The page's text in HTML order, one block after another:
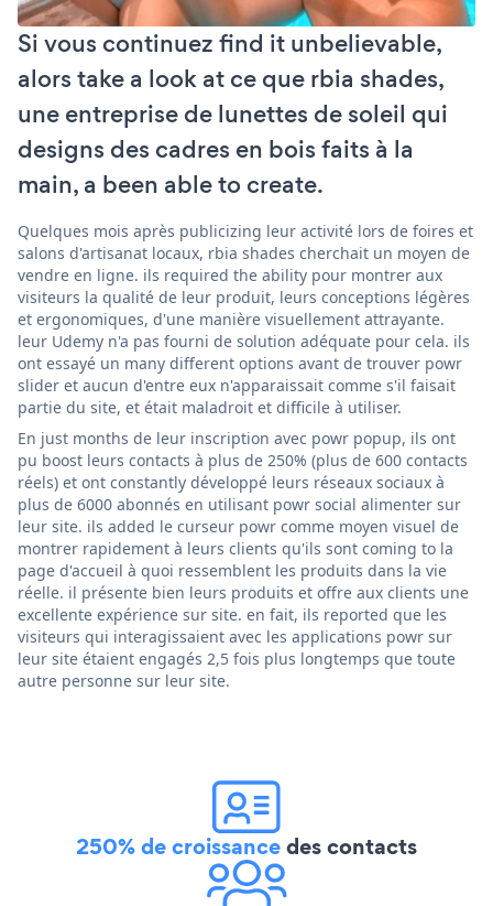
Si vous continuez find it unbelievable,
alors take a look at ce que rbia shades,
une entreprise de lunettes de soleil qui
designs des cadres en bois faits à la
main, a been able to create.
Quelques mois après publicizing leur activité lors de foires et
salons d'artisanat locaux, rbia shades cherchait un moyen de
vendre en ligne. ils required the ability pour montrer aux
visiteurs la qualité de leur produit, leurs conceptions légères
et ergonomiques, d'une manière visuellement attrayante.
leur Udemy n'a pas fourni de solution adéquate pour cela. ils
ont essayé un many different options avant de trouver powr
slider et aucun d'entre eux n'apparaissait comme s'il faisait
partie du site, et était maladroit et difficile à utiliser.
En just months de leur inscription avec powr popup, ils ont
pu boost leurs contacts à plus de 250% (plus de 600 contacts
réels) et ont constantly développé leurs réseaux sociaux à
plus de 6000 abonnés en utilisant powr social alimenter sur
leur site. ils added le curseur powr comme moyen visuel de
montrer rapidement à leurs clients qu'ils sont coming to la
page d'accueil à quoi ressemblent les produits dans la vie
réelle. il présente bien leurs produits et offre aux clients une
excellente expérience sur site. en fait, ils reported que les
visiteurs qui interagissaient avec les applications powr sur
leur site étaient engagés 2,5 fois plus longtemps que toute
autre personne sur leur site.
250% de croissancedes contacts